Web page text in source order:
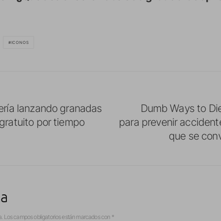
ICONOS
lanzando granadas
por tiempo
Dumb Ways to
para prevenir
que se
Los campos obligatorios están marcados con *